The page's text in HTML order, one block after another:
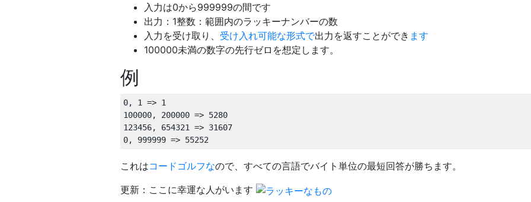
入力は0から999999の間です
出力：1整数：範囲内のラッキーナンバーの数
入力を受け取り、 受け入れ可能な形式で出力を返すことができ ます
100000未満の数字の先行ゼロを想定します。
例
0, 1 => 1
100000, 200000 => 5280
123456, 654321 => 31607
これはコードゴルフなので、すべての言語でバイト単位の最短回答が勝ちます。
更新：ここに幸運な人がいます